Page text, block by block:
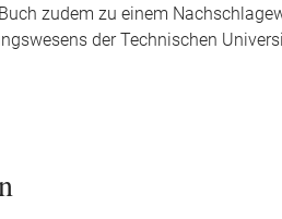
zudem zu einem
der Technischen